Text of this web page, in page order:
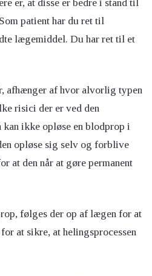
er, at disse er bedre i stand til
patient har du ret til
lægemiddel. Du har ret til et
afhænger af hvor alvorlig typen
risici der er ved den
ikke opløse en blodprop i
opløse sig selv og forblive
at den når at gøre permanent
følges der op af lægen for at
at sikre, at helingsprocessen